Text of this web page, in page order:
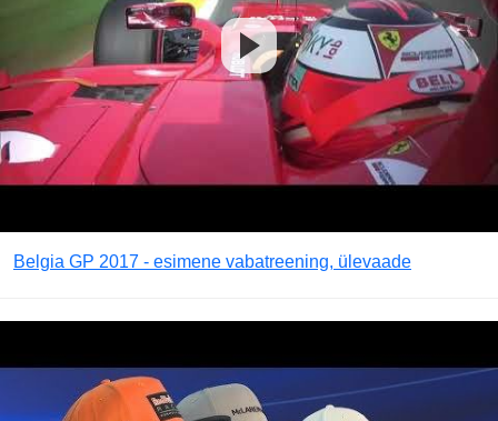
Belgia GP 2017 - esimene vabatreening, ülevaade